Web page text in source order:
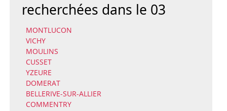
recherchées dans le 03
MONTLUCON
VICHY
MOULINS
CUSSET
YZEURE
DOMERAT
BELLERIVE-SUR-ALLIER
COMMENTRY